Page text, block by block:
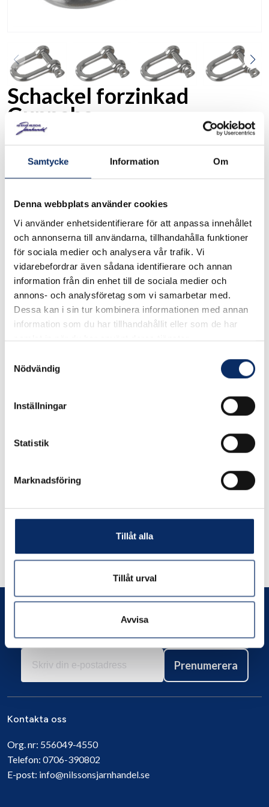
Samtycke Information Om
Denna webbplats använder cookies
Vi använder enhetsidentifierare för att anpassa innehållet
och annonserna till användarna, tillhandahålla funktioner
för sociala medier och analysera vår trafik. Vi
vidarebefordrar även sådana identifierare och annan
information från din enhet till de sociala medier och
annons- och analysföretag som vi samarbetar med.
Dessa kan i sin tur kombinera informationen med annan
information som du har tillhandahållit eller som de har
samlat in när du har använt deras tjänster.
Nödvändig
Inställningar
Statistik
Marknadsföring
Tillåt alla
Tillåt urval
Avvisa
Schackel forzinkad
Gunnebo
Art. nr:
Oklassad handelsschackel. Ej avsedd för lyftändamål. Finns i
I lager
Välj Storlek
Produktinformation expand_more
Liknande produkter
Andra har även tittat på
Prenumerera
Kontakta oss
Org. nr: 556049-4550
Telefon: 0706-390802
E-post: info@nilssonsjarnhandel.se